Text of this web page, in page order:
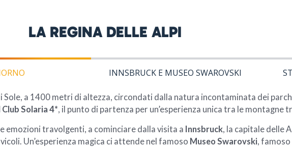
LA REGINA DELLE ALPI
INNSBRUCK E MUSEO SWAROVSKI
Sole, a 1400 metri di altezza, circondati dalla natura incontaminata dei
Solaria 4*, il punto di partenza per un’esperienza unica tra le montagne
emozioni travolgenti, a cominciare dalla visita a Innsbruck, la capitale delle
Un’esperienza magica ci attende nel famoso Museo Swarovski,